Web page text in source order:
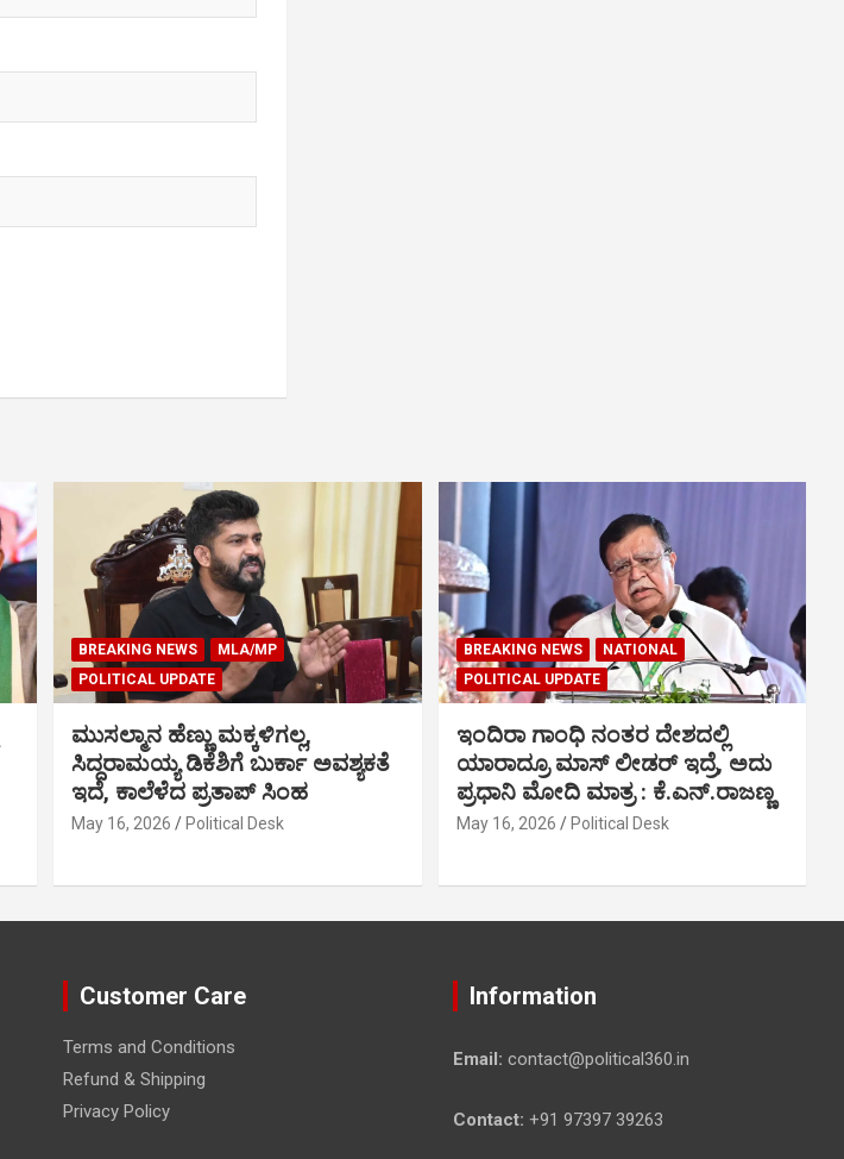
BREAKING NEWS
MLA/MP
POLITICAL UPDATE
ಮುಸಲ್ಮಾನ ಹೆಣ್ಣು ಮಕ್ಕಳಿಗಲ್ಲ,
ಸಿದ್ದರಾಮಯ್ಯ ಡಿಕೆಶಿಗೆ ಬುರ್ಕಾ ಅವಶ್ಯಕತೆ
ಇದೆ, ಕಾಲೆಳೆದ ಪ್ರತಾಪ್ ಸಿಂಹ
May 16, 2026 Political Desk
BREAKING NEWS
NATIONAL
POLITICAL UPDATE
ಇಂದಿರಾ ಗಾಂಧಿ ನಂತರ ದೇಶದಲ್ಲಿ
ಯಾರಾದ್ರೂ ಮಾಸ್ ಲೀಡರ್ ಇದ್ರೆ, ಅದು
ಪ್ರಧಾನಿ ಮೋದಿ ಮಾತ್ರ : ಕೆ.ಎನ್.ರಾಜಣ್ಣ
May 16, 2026 Political Desk
Customer Care
Terms and Conditions
Refund & Shipping
Privacy Policy
Information
Email: contact@political360.in
Contact: +91 97397 39263